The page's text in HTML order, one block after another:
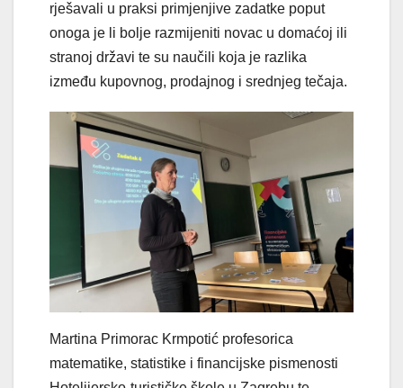
rješavali u praksi primjenjive zadatke poput
onoga je li bolje razmijeniti novac u domaćoj ili
stranoj državi te su naučili koja je razlika
između kupovnog, prodajnog i srednjeg tečaja.
Martina Primorac Krmpotić profesorica
matematike, statistike i financijske pismenosti